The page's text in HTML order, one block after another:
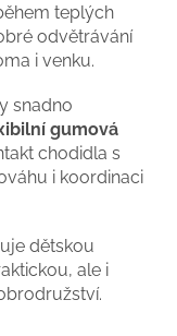
teplých
odvětrávání
i venku.
snadno
gumová
chodidla s
i koordinaci
dětskou
ale i